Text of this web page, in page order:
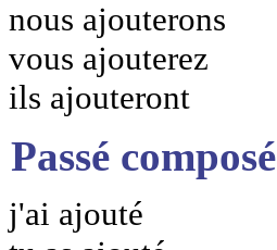
nous ajouterons
vous ajouterez
ils ajouteront
Passé composé
j'ai ajouté